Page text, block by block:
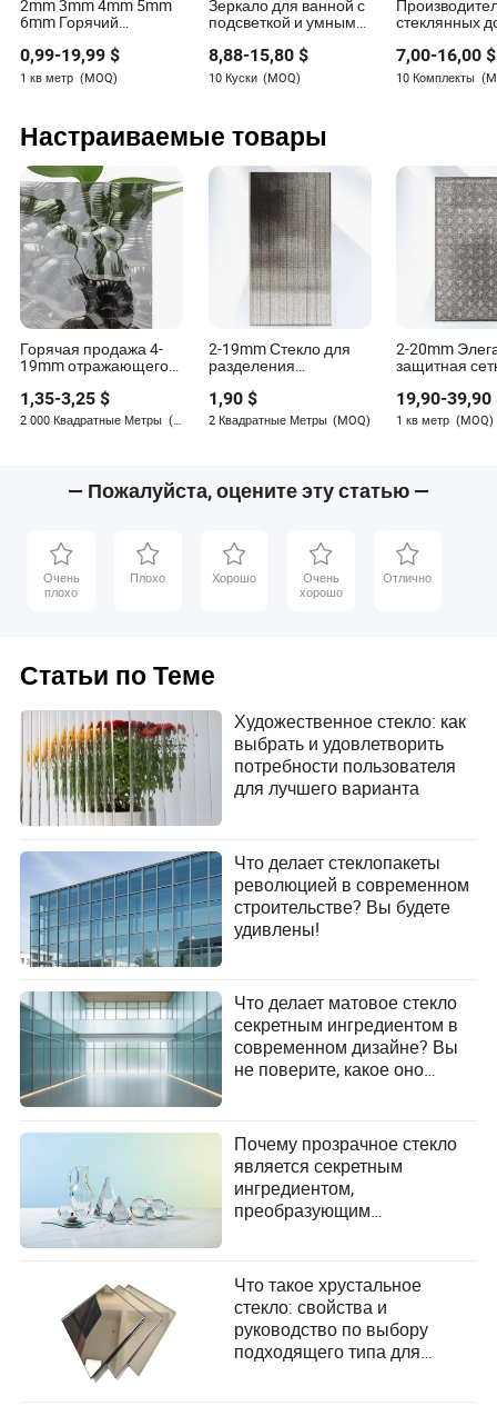
Автор
Руби Ричардсон — опытный автор с глубокими
знаниями в области архитектуры и декоративных
материалов. Ее обширный опыт сделал ее
востребованным экспертом в области
трансграничных методов закупок, специфичных
для сектора строительных и декоративных
материалов.
2mm 3mm 4mm 5mm
6mm Горячий
Алюминий
Серебряный
Антикварный
Декоративная
Безопасная
Неподрамная/
Двойное Покрытие
Стеклянный Лист
Зеркало
0,99-19,99 $
1 кв метр (MOQ)
Зеркало для ванной с
подсветкой и умным
мебели
8,88-15,80$
10 Куски (MOQ)
стеклянных
предметов,
санитарной
декоративное
для ванной с
подсветкой
7,00-16,00 $
10 Комплекты
Настраиваемые товары
Горячая продажа 4-
19mm отражающего
зеркала солнечного
закаленного
художественного
строительства теплиц
и декорирования
1,35-3,25 $
2 000 Квадратные Метры (MOQ)
2-19mm Стекло для
разделения
обычное стекло,
ламинированное
стекло,
мебели, флоат-
стекло, закаленное
стекло, фигурное
стекло, стекло на
заказ
1,90$
2 Квадратные Метры (MOQ)
2-20mm
защитная
искусством
ванных
ванной
19,90-39,90
1 кв метр (MOQ)
— Пожалуйста, оцените эту статью —
Очень
плохо
Плохо Хорошо
Очень
хорошо
Отлично
Статьи по Теме
Художественное стекло: как
выбрать и удовлетворить
потребности пользователя
для лучшего варианта
Что делает стеклопакеты
революцией в современном
строительстве? Вы будете
удивлены!
Что делает матовое стекло
секретным ингредиентом в
современном дизайне? Вы
не поверите, какое оно
Почему прозрачное стекло
является секретным
ингредиентом,
преобразующим
промышленность?
Что такое хрустальное
стекло: свойства и
руководство по выбору
подходящего типа для